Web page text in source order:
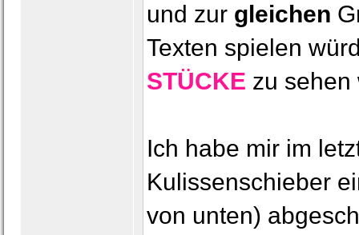
und zur gleichen
Texten spielen
STÜCKE zu sehen
Ich habe mir im
Kulissenschieber
von unten)